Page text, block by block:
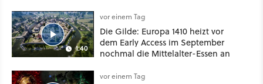
1:40
vor einem Tag
Die Gilde: Europa 1410 heizt vor
dem Early Access im September
nochmal die Mittelalter-Essen an
vor einem Tag